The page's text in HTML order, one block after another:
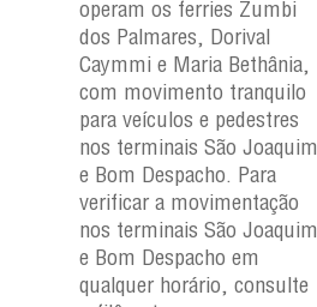
operam os ferries Zumbi
dos Palmares, Dorival
Caymmi e Maria Bethânia,
com movimento tranquilo
para veículos e pedestres
nos terminais São Joaquim
e Bom Despacho. Para
verificar a movimentação
nos terminais São Joaquim
e Bom Despacho em
qualquer horário, consulte